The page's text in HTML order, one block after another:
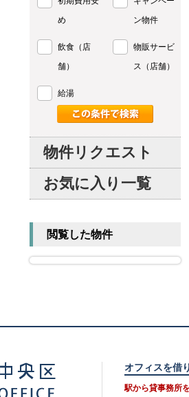
め
ン物件
飲食（店
舗）
物販サービ
ス（店舗）
給湯
物件リクエスト
お気に入り一覧
閲覧した物件
オフィスを借
駅から貸事務所